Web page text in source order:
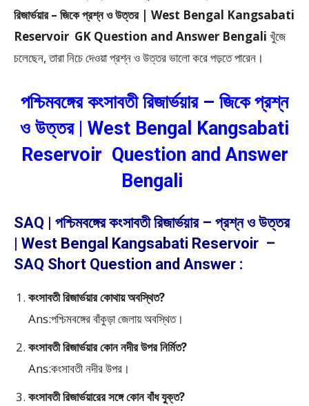
রিজার্ভয়ার – জিকে প্রশ্ন ও উত্তর | West Bengal Kangsabati
Reservoir GK Question and Answer Bengali খুঁজে
চলেছেন, তারা নিচে দেওয়া প্রশ্ন ও উত্তর ভালো করে পড়তে পারেন।
পশ্চিমবঙ্গের কংসাবতী রিজার্ভয়ার – জিকে প্রশ্ন
ও উত্তর | West Bengal Kangsabati
Reservoir Question and Answer
Bengali
SAQ | পশ্চিমবঙ্গের কংসাবতী রিজার্ভয়ার – প্রশ্ন ও উত্তর
| West Bengal Kangsabati Reservoir –
SAQ Short Question and Answer :
কংসাবতী রিজার্ভয়ার কোথায় অবস্থিত?
Ans:পশ্চিমবঙ্গের বাঁকুড়া জেলায় অবস্থিত।
কংসাবতী রিজার্ভয়ার কোন নদীর উপর নির্মিত?
Ans:কংসাবতী নদীর উপর।
কংসাবতী রিজার্ভয়ারের সঙ্গে কোন বাঁধ যুক্ত?